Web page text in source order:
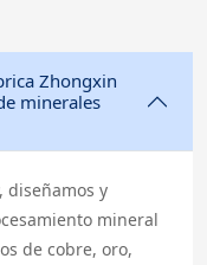
Zhongxin
minerales
diseñamos y
mineral
de cobre, oro,